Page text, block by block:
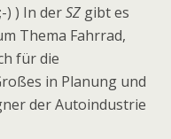
) ) In derSZ gibt es
Thema Fahrrad,
für die
in Planung und
der Autoindustrie